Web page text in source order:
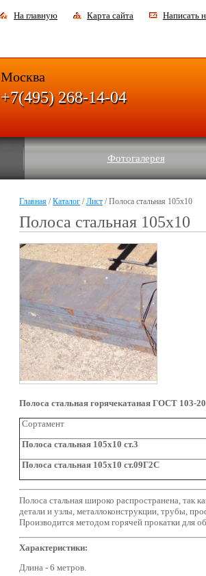
На главную Карта сайта Написать
Фотогалерея
Москва
+7(495) 268-14-04
Главная /Каталог /Лист / Полоса стальная 105x10
Полоса стальная 105x10
Полоса стальная горячекатаная ГОСТ 103-
Сортамент
Полоса стальная 105x10 ст.3
Полоса стальная 105x10 ст.09Г2С
Полоса стальная широко распространена, так
детали и узлы, металлоконструкции, трубы,
Производится методом горячей прокатки для
Характеристики:
Длина - 6 метров.